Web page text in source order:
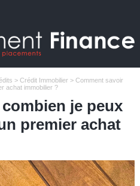
> Crédit Immobilier> Comment savoir
achat immobilier ?
je peux
premier achat